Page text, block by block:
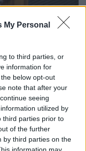
My Personal
to third parties, or
information for
below opt-out
note that after your
seeing
utilized by
third parties prior to
of the further
by third parties on the
information may
–